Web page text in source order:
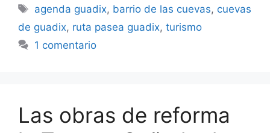
Etiquetas
agenda guadix, barrio de las cuevas, cuevas
de guadix, ruta pasea guadix, turismo
1 comentario
Las obras de reforma